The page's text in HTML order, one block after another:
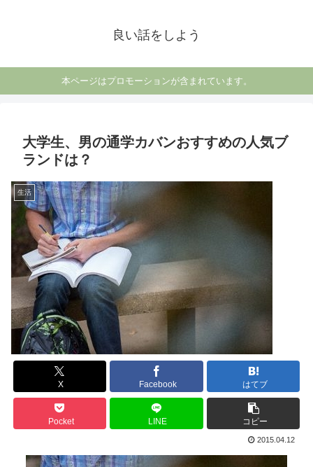
良い話をしよう
本ページはプロモーションが含まれています。
大学生、男の通学カバンおすすめの人気ブ
ランドは？
生活
X Facebook はてブ
Pocket LINE コピー
2015.04.12